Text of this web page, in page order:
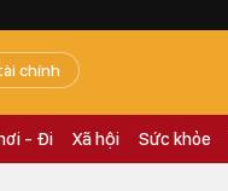
chính
- Đi Xã hội Sức khỏe